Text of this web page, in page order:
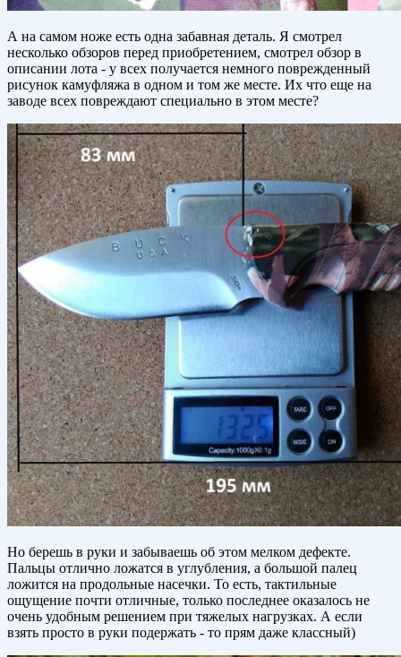
А на самом ноже есть одна забавная деталь. Я смотрел
несколько обзоров перед приобретением, смотрел обзор в
описании лота - у всех получается немного поврежденный
рисунок камуфляжа в одном и том же месте. Их что еще на
заводе всех повреждают специально в этом месте?
Но берешь в руки и забываешь об этом мелком дефекте.
Пальцы отлично ложатся в углубления, а большой палец
ложится на продольные насечки. То есть, тактильные
ощущение почти отличные, только последнее оказалось не
очень удобным решением при тяжелых нагрузках. А если
взять просто в руки подержать - то прям даже классный)